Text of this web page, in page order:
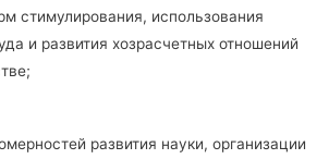
стимулирования, использования
и развития хозрасчетных отношений
развития науки, организации